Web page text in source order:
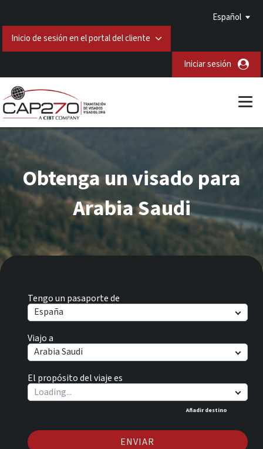
Español
Inicio de sesión en el portal del cliente
Iniciar sesión
Tengo un pasaporte de
España
Viajo a
Arabia Saudi
El propósito del viaje es
Añadir destino
ENVIAR
Obtenga un visado para
Arabia Saudi